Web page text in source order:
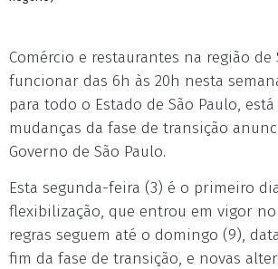
Comércio e restaurantes na região de
funcionar das 6h às 20h nesta
para todo o Estado de São Paulo,
mudanças da fase de transição
Governo de São Paulo.
Esta segunda-feira (3) é o primeiro
flexibilização, que entrou em vigor no
regras seguem até o domingo (9),
fim da fase de transição, e novas